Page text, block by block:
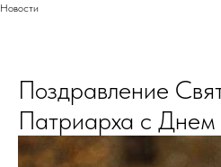
Новости
Поздравление
Патриарха с